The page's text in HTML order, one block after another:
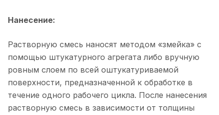
Нанесение:
Растворную смесь наносят методом «змейка» с
помощью штукатурного агрегата либо вручную
ровным слоем по всей оштукатуриваемой
поверхности, предназначенной к обработке в
течение одного рабочего цикла. После нанесения
растворную смесь в зависимости от толщины